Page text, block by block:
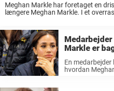
Meghan Markle har foretaget en
længere Meghan Markle. I et
Markle er
En
hvordan